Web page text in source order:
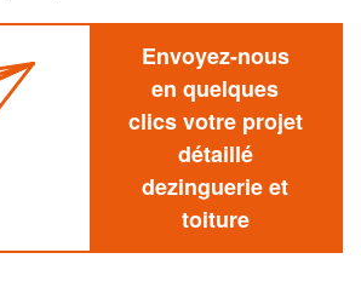
Envoyez-nous
en quelques
clics votre projet
détaillé
dezinguerie et
toiture